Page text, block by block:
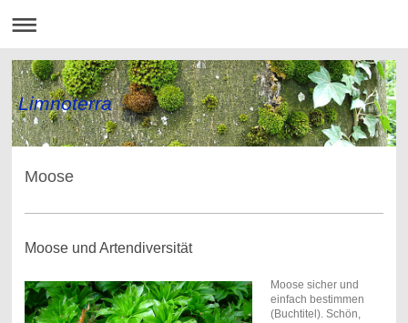
Limnoterra
Moose
Moose und Artendiversität
Moose sicher und
einfach bestimmen
(Buchtitel). Schön,